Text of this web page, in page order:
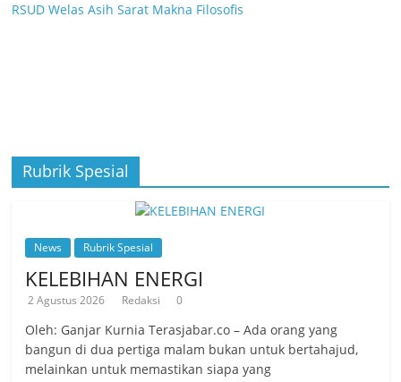
RSUD Welas Asih Sarat Makna Filosofis
Rubrik Spesial
News Rubrik Spesial
KELEBIHAN ENERGI
2 Agustus 2026 Redaksi 0
Oleh: Ganjar Kurnia Terasjabar.co – Ada orang yang
bangun di dua pertiga malam bukan untuk bertahajud,
melainkan untuk memastikan siapa yang